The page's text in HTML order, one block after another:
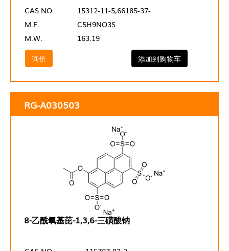
CAS NO.
15312-11-5;66185-37-
M.F.
C5H9NO3S
M.W.
163.19
询价
添加到购物车
RG-A030503
8-乙酰氧基芘-1,3,6-三磺酸钠